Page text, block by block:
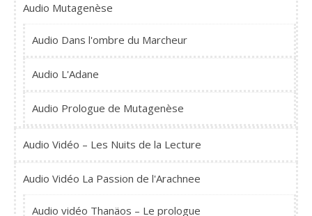
Audio Mutagenèse
Audio Dans l'ombre du Marcheur
Audio L'Adane
Audio Prologue de Mutagenèse
Audio Vidéo – Les Nuits de la Lecture
Audio Vidéo La Passion de l'Arachnee
Audio vidéo Thanäos – Le prologue